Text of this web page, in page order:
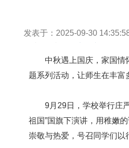
发表于：2025-09-30
中秋遇上国庆，家国情怀
题系列活动，让师生在丰
9月29日，学校举行庄严
祖国”国旗下演讲，用稚嫩
崇敬与热爱，号召同学们